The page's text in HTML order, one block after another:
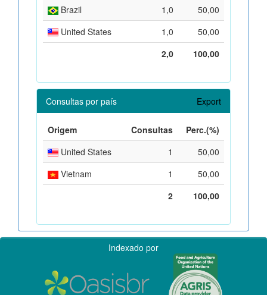
Brazil
1,0
50,00
United States
1,0
50,00
2,0
100,00
Consultas por país Export
Origem Consultas
Perc.(%)
United States
1
50,00
Vietnam
1
50,00
2
100,00
Indexado por